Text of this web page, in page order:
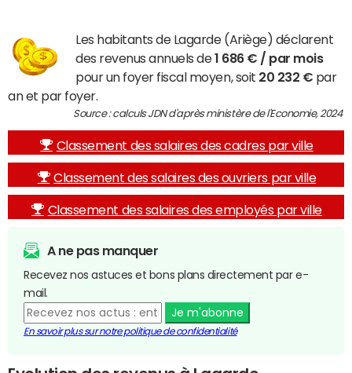
Les habitants de Lagarde (Ariège) déclarent
des revenus annuels de1 686 € / par mois
pour un foyer fiscal moyen, soit 20 232 € par
an et par foyer.
Source : calculs JDN d'après ministère de l'Economie, 2024
Classement des salaires des cadres par ville
Classement des salaires des ouvriers par ville
Classement des salaires des employés par ville
A ne pas manquer
Recevez nos astuces et bons plans directement par e-
mail.
Je m'abonne
En savoir plus sur notre politique de confidentialité